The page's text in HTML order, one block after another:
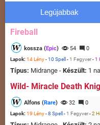
Legújabbak
Fireball
kossza (Epic) 54 0
Lapok: 14 Lény-10 Spell - 1 Fegyver-1
Típus: Midrange - Készült: 1
Wild- Miracle Death
Alfons (Rare) 32 0
Lapok: 19 Lény-8 Spell - 1 Fegyver-2